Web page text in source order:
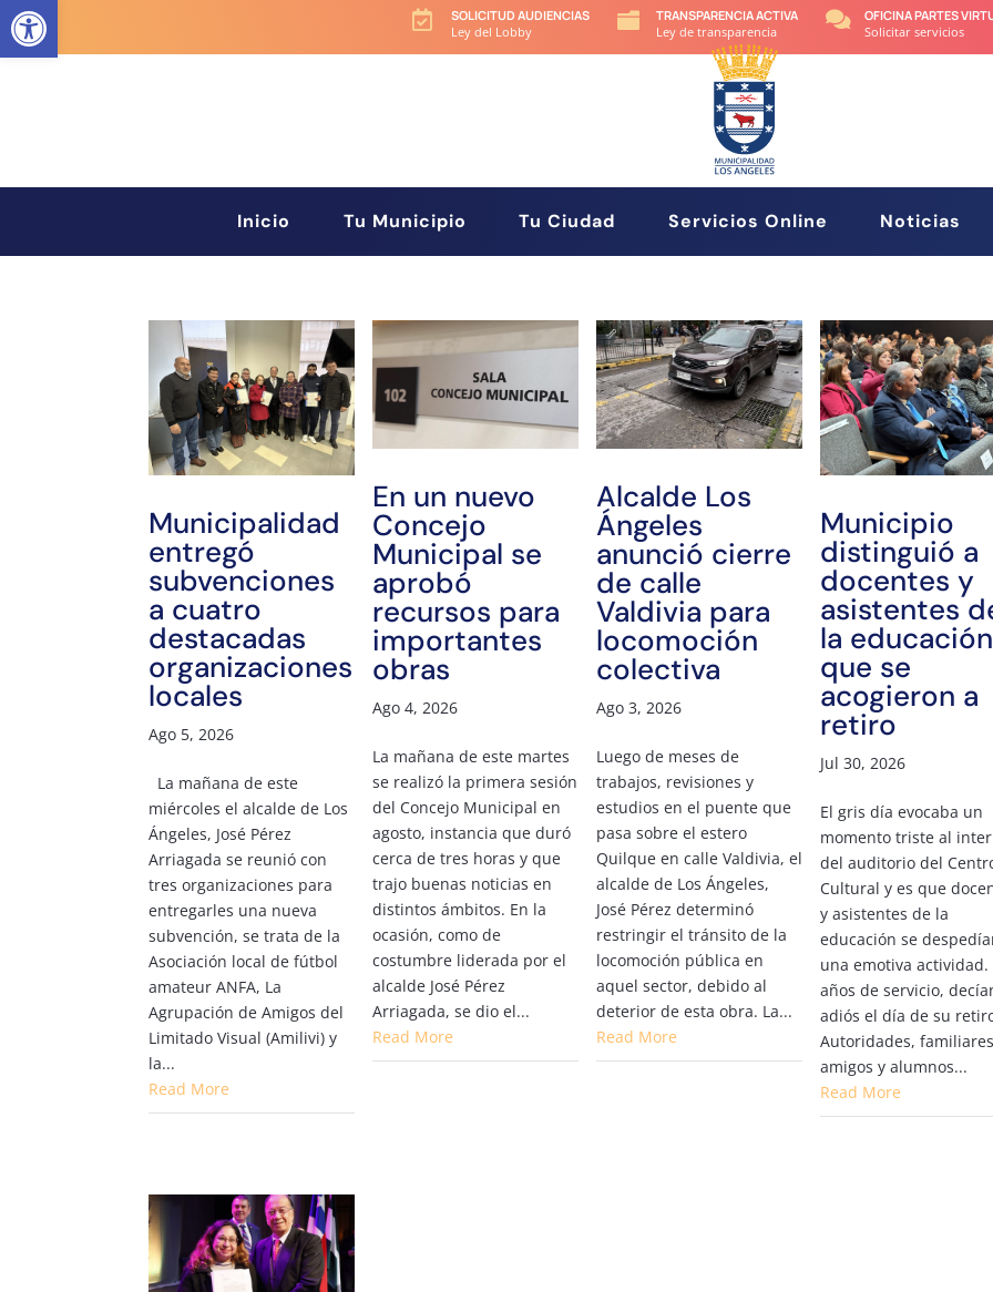

SOLICITUD AUDIENCIAS
Ley del Lobby

TRANSPARENCIA ACTIVA
Ley de transparencia

OFICINA PARTES
Solicitar servicios
Inicio Tu Municipio Tu Ciudad Servicios Online Noticias
Municipalidad
entregó
subvenciones
a cuatro
destacadas
organizaciones
locales
Ago 5, 2026
La mañana de este
miércoles el alcalde de Los
Ángeles, José Pérez
Arriagada se reunió con
tres organizaciones para
entregarles una nueva
subvención, se trata de la
Asociación local de fútbol
amateur ANFA, La
Agrupación de Amigos del
Limitado Visual (Amilivi) y
la...
Read More
En un nuevo
Concejo
Municipal se
aprobó
recursos para
importantes
obras
Ago 4, 2026
La mañana de este martes
se realizó la primera sesión
del Concejo Municipal en
agosto, instancia que duró
cerca de tres horas y que
trajo buenas noticias en
distintos ámbitos. En la
ocasión, como de
costumbre liderada por el
alcalde José Pérez
Arriagada, se dio el...
Read More
Alcalde Los
Ángeles
anunció cierre
de calle
Valdivia para
locomoción
colectiva
Ago 3, 2026
Luego de meses de
trabajos, revisiones y
estudios en el puente que
pasa sobre el estero
Quilque en calle Valdivia, el
alcalde de Los Ángeles,
José Pérez determinó
restringir el tránsito de la
locomoción pública en
aquel sector, debido al
deterior de esta obra. La...
Read More
Municipio
distinguió a
docentes y
asistentes
la educación
que se
acogieron a
retiro
Jul 30, 2026
El gris día evocaba un
momento triste al
del auditorio del
Cultural y es que
y asistentes de la
educación se
una emotiva actividad.
años de servicio,
adiós el día de su
Autoridades,
amigos y alumnos...
Read More